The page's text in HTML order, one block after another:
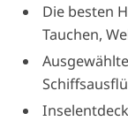
Die besten
Tauchen,